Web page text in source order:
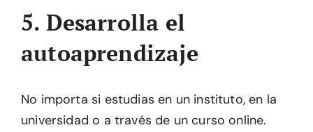
5. Desarrolla el
autoaprendizaje
No importa si estudias en un instituto, en la
universidad o a través de un curso online.